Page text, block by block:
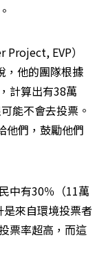
EVP）
他的團隊根據
計算出有38萬
能不會去投票。
他們，鼓勵他們
中有30％（11萬
是來自環境投票者
票率超高，而這